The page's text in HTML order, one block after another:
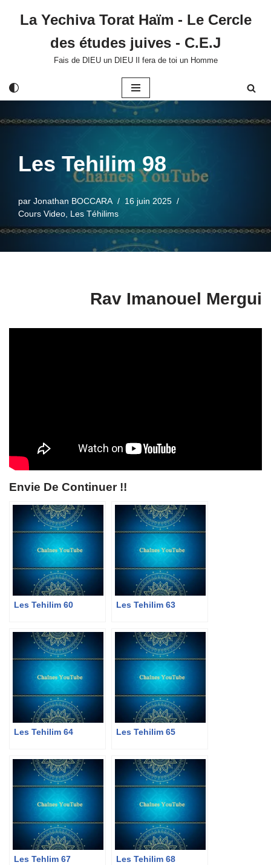
La Yechiva Torat Haïm - Le Cercle
des études juives - C.E.J
Fais de DIEU un DIEU Il fera de toi un Homme
Les Tehilim 98
par Jonathan BOCCARA
16 juin 2025
Cours Video Les Téhilims
Rav Imanouel Mergui
Envie De Continuer !!
Les Tehilim 60 Les Tehilim 63
Les Tehilim 64 Les Tehilim 65
Les Tehlim 67 Les Tehilim 68